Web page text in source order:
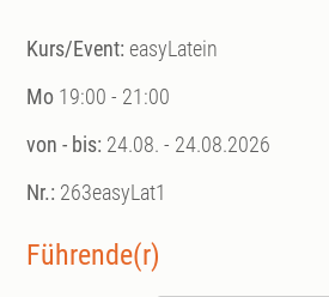
Kurs/Event:easyLatein
Mo 19:00 - 21:00
von - bis: 24.08. - 24.08.2026
Nr.: 263easyLat1
Führende(r)